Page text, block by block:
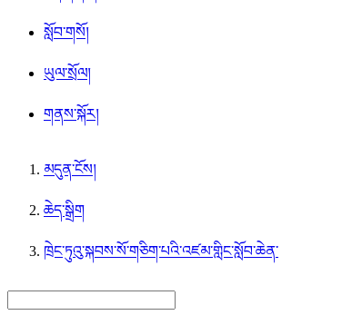
སློབ་གསོ།
ཡུལ་སྲོལ།
གནས་སྐོར།
མདུན་ངོས།
ཆེད་སྒྲིག
ཁྲེང་ཏུའུ་སྐབས་སོ་གཅིག་པའི་འཛམ་གླིང་སློབ་ཆེན་